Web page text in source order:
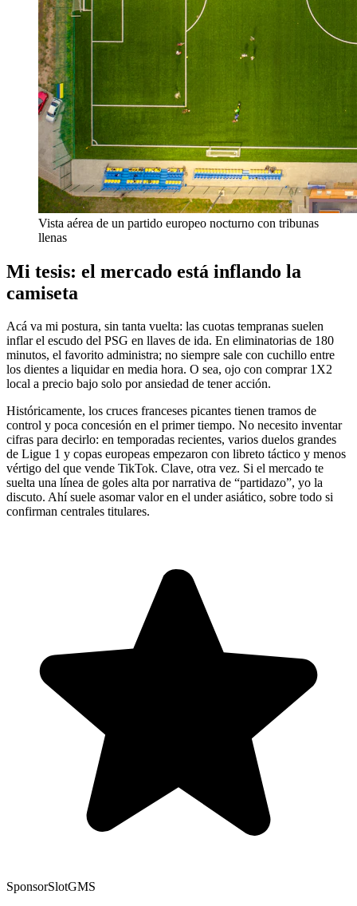
Vista aérea de un partido europeo nocturno con tribunas
llenas
Mi tesis: el mercado está inflando la
camiseta
Acá va mi postura, sin tanta vuelta: las cuotas tempranas suelen
inflar el escudo del PSG en llaves de ida. En eliminatorias de 180
minutos, el favorito administra; no siempre sale con cuchillo entre
los dientes a liquidar en media hora. O sea, ojo con comprar 1X2
local a precio bajo solo por ansiedad de tener acción.
Históricamente, los cruces franceses picantes tienen tramos de
control y poca concesión en el primer tiempo. No necesito inventar
cifras para decirlo: en temporadas recientes, varios duelos grandes
de Ligue 1 y copas europeas empezaron con libreto táctico y menos
vértigo del que vende TikTok. Clave, otra vez. Si el mercado te
suelta una línea de goles alta por narrativa de “partidazo”, yo la
discuto. Ahí suele asomar valor en el under asiático, sobre todo si
confirman centrales titulares.
SponsorSlotGMS